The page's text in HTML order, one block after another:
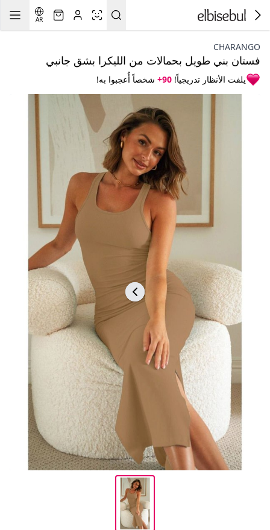
AR
CHARANGO
فستان بني طويل بحمالات من الليكرا بشق جانبي
يلفت الأنظار تدريجياً! 90+ شخصاً أُعجبوا به!